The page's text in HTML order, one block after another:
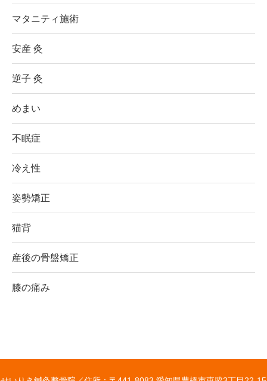
マタニティ施術
安産 灸
逆子 灸
めまい
不眠症
冷え性
姿勢矯正
猫背
産後の骨盤矯正
膝の痛み